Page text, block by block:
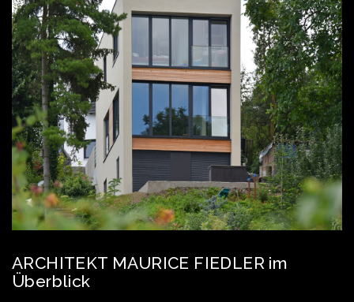
ARCHITEKT MAURICE FIEDLER im
Überblick